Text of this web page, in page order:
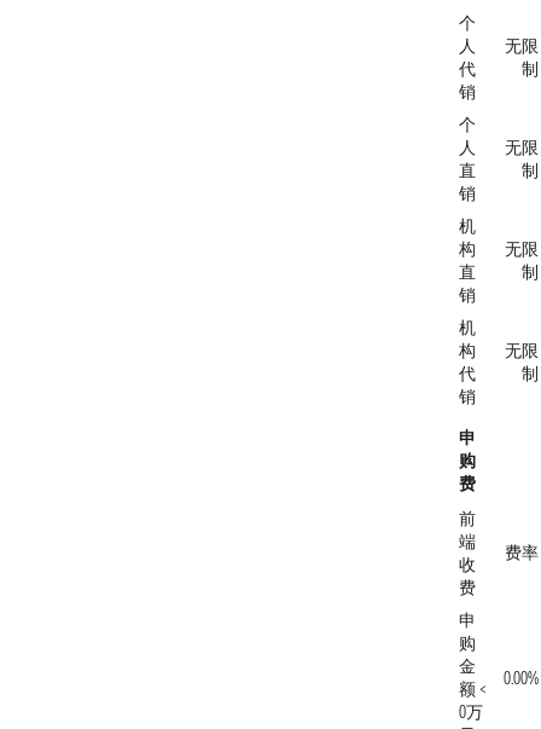
个
人
代
销
无限
制
个
人
直
销
无限
制
机
构
直
销
无限
制
机
构
代
销
无限
制
申
购
费
前
端
收
费
费率
申
购
金
额 <
0万
0.00%